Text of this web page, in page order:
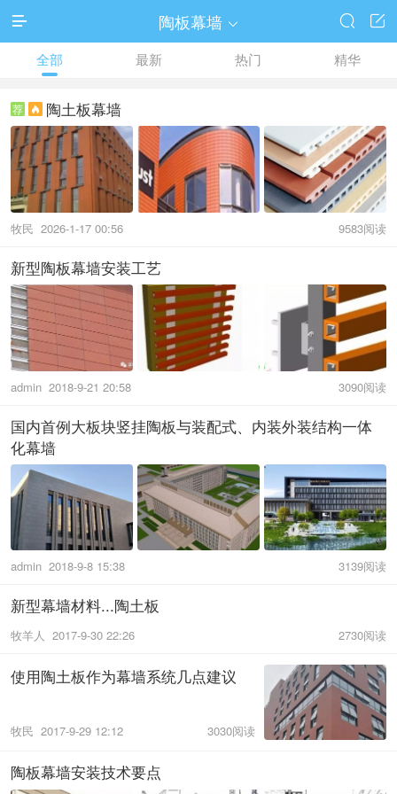
 陶板幕墙  

全部 最新 热门 精华
荐  陶土板幕墙
9583阅读
牧民 2026-1-17 00:56
新型陶板幕墙安装工艺
3090阅读
admin 2018-9-21 20:58
国内首例大板块竖挂陶板与装配式、内装外装结构一体
化幕墙
3139阅读
admin 2018-9-8 15:38
新型幕墙材料...陶土板
2730阅读
牧羊人 2017-9-30 22:26
使用陶土板作为幕墙系统几点建议
3030阅读
牧民 2017-9-29 12:12
陶板幕墙安装技术要点